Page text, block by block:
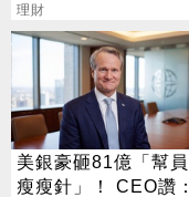
拜紫南宮也沒用
理財
美銀豪砸81億「幫
瘦瘦針」！ CEO讚